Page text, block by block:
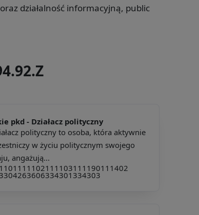
działalność informacyjną, public
pkd - Działacz polityczny
polityczny to osoba, która aktywnie
w życiu politycznym swojego
angażują...
111102111103111190111402
263606334301334303